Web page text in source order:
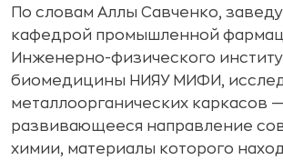
По словам Аллы Савченко,
кафедрой промышленной
Инженерно-физического
биомедицины НИЯУ МИФИ,
металлоорганических каркасов
развивающееся направление
химии, материалы которого